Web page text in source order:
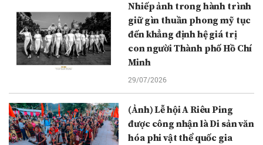
Nhiếp ảnh trong hành trình
giữ gìn thuần phong mỹ tục
đến khẳng định hệ giá trị
con người Thành phố Hồ Chí
Minh
29/07/2026
(Ảnh) Lễ hội A Riêu Ping
được công nhận là Di sản văn
hóa phi vật thể quốc gia